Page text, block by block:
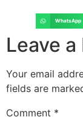
WhatsApp
Leave a
Your email
fields are
Comment *